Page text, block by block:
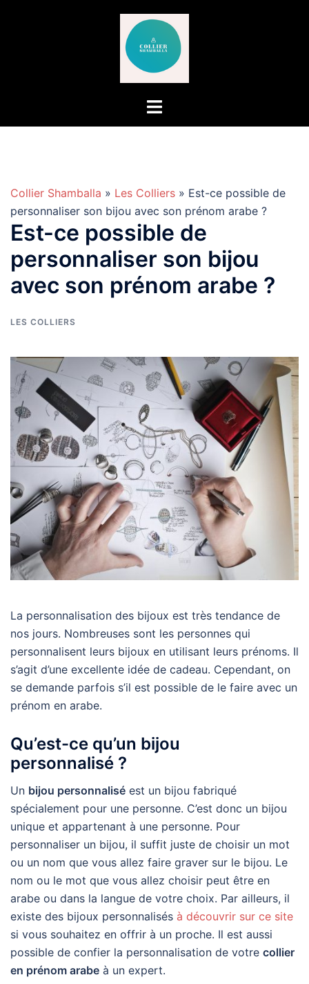
Collier Shamballa » Les Colliers » Est-ce possible de
personnaliser son bijou avec son prénom arabe ?
Est-ce possible de
personnaliser son bijou
avec son prénom arabe ?
LES COLLIERS
La personnalisation des bijoux est très tendance de
nos jours. Nombreuses sont les personnes qui
personnalisent leurs bijoux en utilisant leurs prénoms. Il
s’agit d’une excellente idée de cadeau. Cependant, on
se demande parfois s’il est possible de le faire avec un
prénom en arabe.
Qu’est-ce qu’un bijou
personnalisé ?
Un bijou personnalisé est un bijou fabriqué
spécialement pour une personne. C’est donc un bijou
unique et appartenant à une personne. Pour
personnaliser un bijou, il suffit juste de choisir un mot
ou un nom que vous allez faire graver sur le bijou. Le
nom ou le mot que vous allez choisir peut être en
arabe ou dans la langue de votre choix. Par ailleurs, il
existe des bijoux personnalisés à découvrir sur ce site
si vous souhaitez en offrir à un proche. Il est aussi
possible de confier la personnalisation de votre collier
en prénom arabe à un expert.